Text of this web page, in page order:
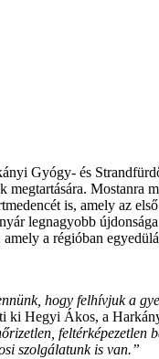
Gyógy- és
is, amely az
legnagyobb
a régióban
hogy felhívjuk a
ki Hegyi Ákos, a
szolgálatunk is van.”